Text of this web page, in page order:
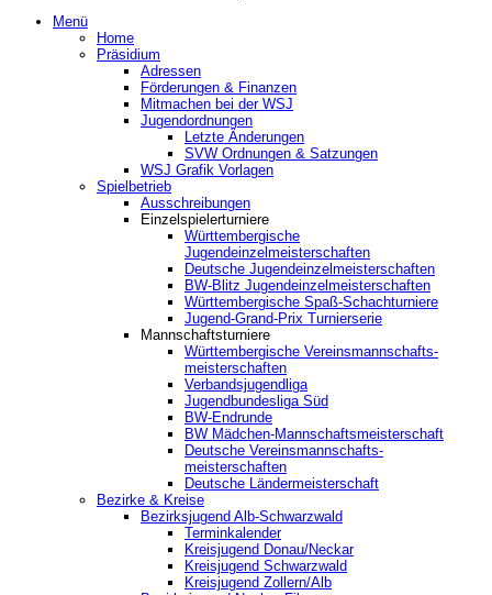
Menü
Home
Präsidium
Adressen
Förderungen & Finanzen
Mitmachen bei der WSJ
Jugendordnungen
Letzte Änderungen
SVW Ordnungen & Satzungen
WSJ Grafik Vorlagen
Spielbetrieb
Ausschreibungen
Einzelspielerturniere
Württembergische
Jugendeinzelmeisterschaften
Deutsche Jugendeinzelmeisterschaften
BW-Blitz Jugendeinzelmeisterschaften
Württembergische Spaß-Schachturniere
Jugend-Grand-Prix Turnierserie
Mannschaftsturniere
Württembergische Vereinsmannschafts-
meisterschaften
Verbandsjugendliga
Jugendbundesliga Süd
BW-Endrunde
BW Mädchen-Mannschaftsmeisterschaft
Deutsche Vereinsmannschafts-
meisterschaften
Deutsche Ländermeisterschaft
Bezirke & Kreise
Bezirksjugend Alb-Schwarzwald
Terminkalender
Kreisjugend Donau/Neckar
Kreisjugend Schwarzwald
Kreisjugend Zollern/Alb